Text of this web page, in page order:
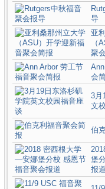
导
亚
（
聚
会
3月
文
伯
堡
报道